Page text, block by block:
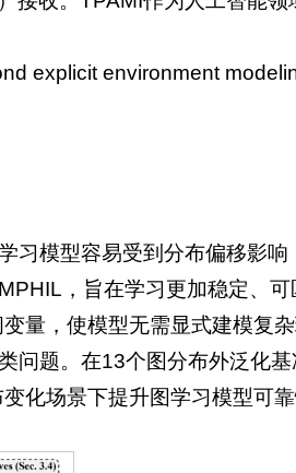
explicit environment
习模型容易受到分布偏移影响
，旨在学习更加稳定、可
量，使模型无需显式建模复
问题。在13个图分布外泛化基
化场景下提升图学习模型可